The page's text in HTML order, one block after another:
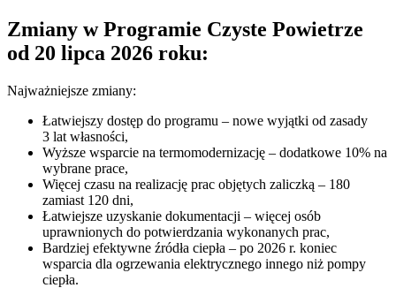
Zmiany w Programie Czyste Powietrze
od 20 lipca 2026 roku:
Najważniejsze zmiany:
Łatwiejszy dostęp do programu – nowe wyjątki od zasady
3 lat własności,
Wyższe wsparcie na termomodernizację – dodatkowe 10% na
wybrane prace,
Więcej czasu na realizację prac objętych zaliczką – 180
zamiast 120 dni,
Łatwiejsze uzyskanie dokumentacji – więcej osób
uprawnionych do potwierdzania wykonanych prac,
Bardziej efektywne źródła ciepła – po 2026 r. koniec
wsparcia dla ogrzewania elektrycznego innego niż pompy
ciepła.